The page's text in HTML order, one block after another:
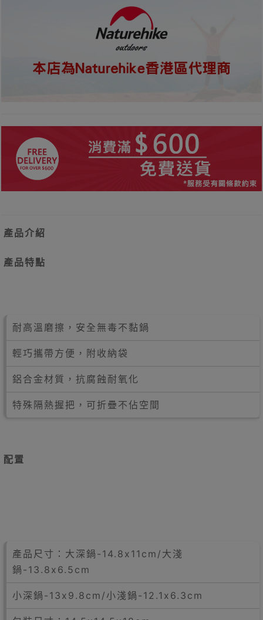
產品介紹
產品特點
耐高溫磨擦，安全無毒不黏鍋
輕巧攜帶方便，附收納袋
鋁合金材質，抗腐蝕耐氧化
特殊隔熱握把，可折疊不佔空間
配置
產品尺寸：大深鍋-14.8x11cm/大淺
鍋-13.8x6.5cm
小深鍋-13x9.8cm/小淺鍋-12.1x6.3cm